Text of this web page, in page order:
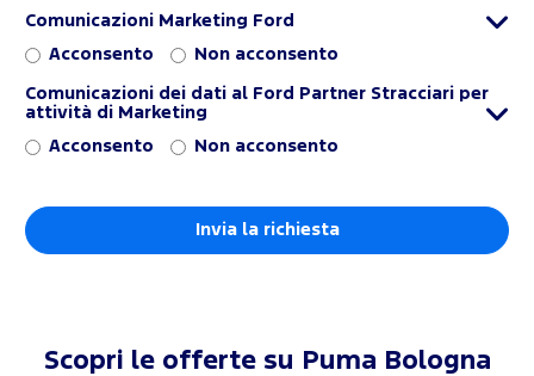
Comunicazioni Marketing Ford
Acconsento Non acconsento
Comunicazioni dei dati al Ford Partner Stracciari per
attività di Marketing
Acconsento Non acconsento
Scopri le offerte su
Puma Bologna